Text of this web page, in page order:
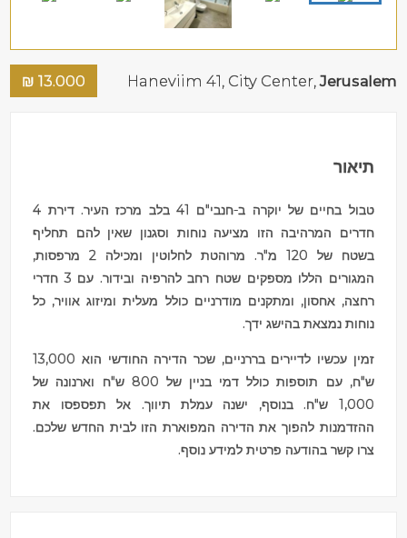
Haneviim 41, City Center,Jerusalem
13.000
₪
תיאור
טבול בחיים של יוקרה ב-חנבי"ם 41 בלב מרכז העיר. דירת 4
חדרים המרהיבה הזו מציעה נוחות וסגנון שאין להם תחליף
בשטח של 120 מ"ר. מרוהטת לחלוטין ומכילה 2 מרפסות,
המגורים הללו מספקים שטח רחב להרפיה ובידור. עם 3 חדרי
רחצה, אחסון, ומתקנים מודרניים כולל מעלית ומיזוג אוויר, כל
נוחות נמצאת בהישג ידך.
זמין עכשיו לדיירים בררניים, שכר הדירה החודשי הוא 13,000
ש"ח, עם תוספות כולל דמי בניין של 800 ש"ח וארנונה של
1,000 ש"ח. בנוסף, ישנה עמלת תיווך. אל תפספסו את
ההזדמנות להפוך את הדירה המפוארת הזו לבית החדש שלכם.
צרו קשר בהודעה פרטית למידע נוסף.